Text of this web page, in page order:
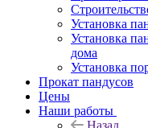
Установка
Установка
дома
Установка
Прокат пандусов
Цены
Наши работы
Назад